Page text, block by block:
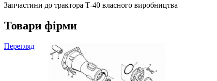
Запчастини до трактора Т-40 власного виробництва
Товари фірми
Перегляд